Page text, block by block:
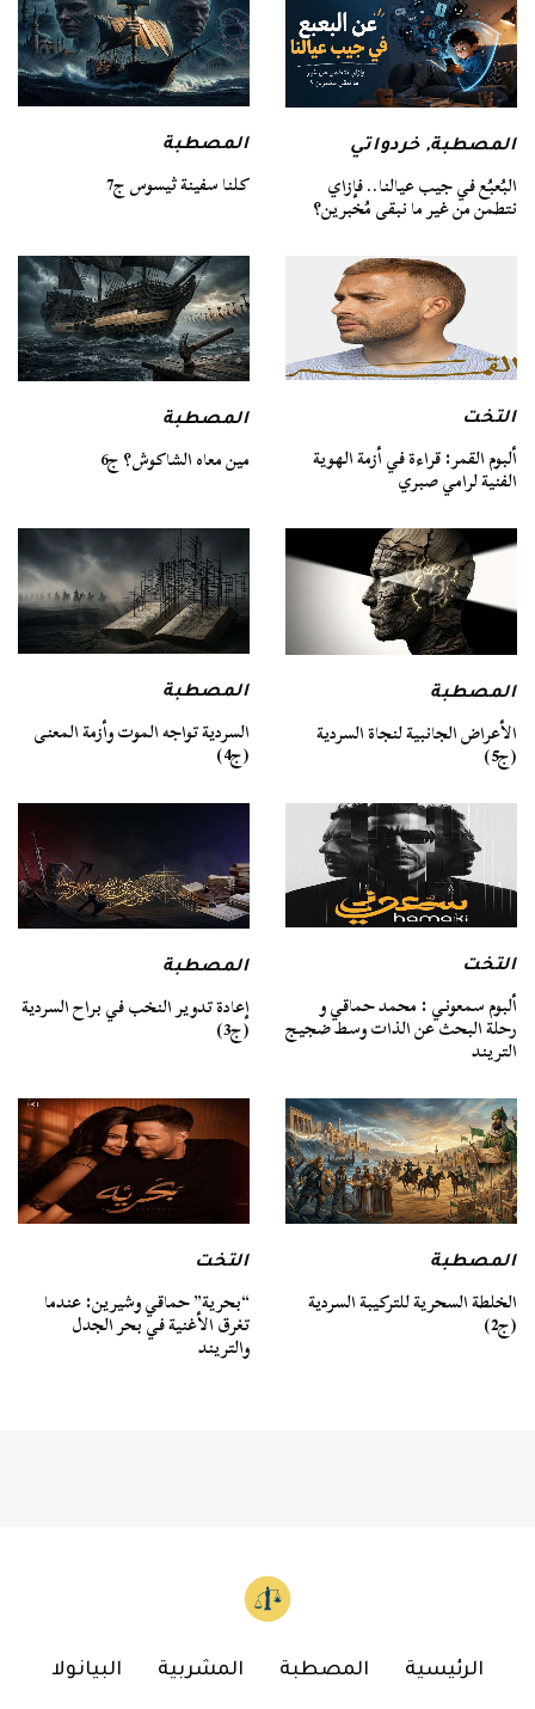
المصطبة,خردواتي
البُعبُع في جيب عيالنا.. فإزاي
نتطمن من غير ما نبقى مُخبرين؟
المصطبة
كلنا سفينة ثيسوس ج7
التخت
ألبوم القمر: قراءة في أزمة الهوية
الفنية لرامي صبري
المصطبة
مين معاه الشاكوش؟ ج6
المصطبة
الأعراض الجانبية لنجاة السردية
(ج5)
المصطبة
السردية تواجه الموت وأزمة المعنى
(ج4)
التخت
ألبوم سمعوني : محمد حماقي و
رحلة البحث عن الذات وسط ضجيج
التريند
المصطبة
إعادة تدوير النخب في براح السردية
(ج3)
المصطبة
الخلطة السحرية للتركيبة السردية
(ج2)
التخت
“بحرية” حماقي وشيرين: عندما
تغرق الأغنية في بحر الجدل
والتريند
الرئيسية المصطبة المشربية البيانولا